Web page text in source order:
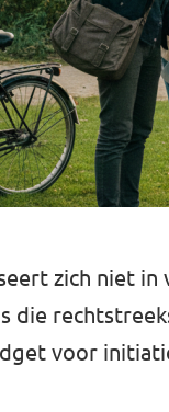
zich niet in
die
voor